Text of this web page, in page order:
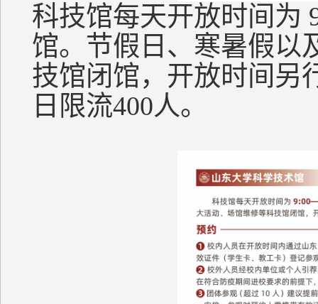
科技馆每天开放时间为
馆。节假日、寒暑假以
技馆闭馆，开放时间另
日限流400人。